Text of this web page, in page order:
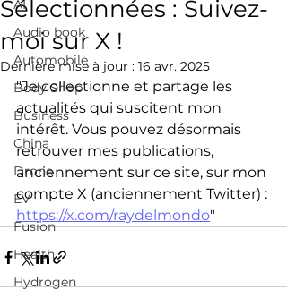
AI
Audio book
Automobile
Body Shop
Business
China
Drone
EV
Fusion
Health
Hydrogen
Sélectionnées : Suivez-
moi sur X !
Dernière mise à jour : 16 avr. 2025
"Je collectionne et partage les
actualités qui suscitent mon
intérêt. Vous pouvez désormais
retrouver mes publications,
anciennement sur ce site, sur mon
compte X (anciennement Twitter) :
https://x.com/raydelmondo"